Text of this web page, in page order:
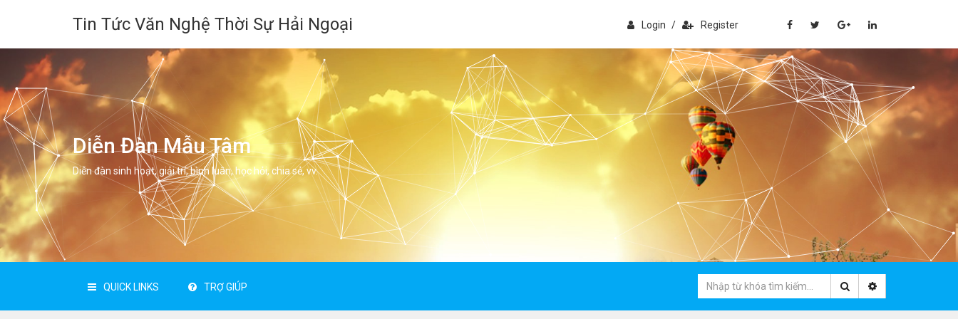
Tin Tức Văn Nghệ Thời Sự Hải Ngoại Login / Register
Diễn Đàn Mẫu Tâm
Diễn đàn sinh hoạt, giải trí, bình luân, học hỏi, chia sẻ, vv.
QUICK LINKS TRỢ GIÚP